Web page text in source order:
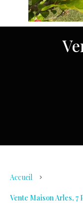
Accueil
Vente Maison Arles, 7